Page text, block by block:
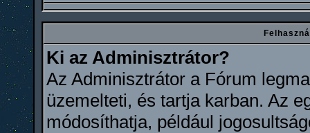
Ki az Adminisztrátor?
Az Adminisztrátor a Fórum
üzemelteti, és tartja karban. Az
módosíthatja, például